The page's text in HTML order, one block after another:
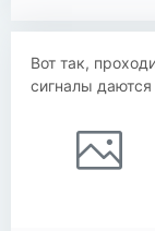
Вот так,
сигналы даются